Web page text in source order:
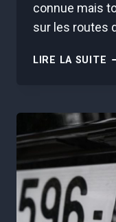
connue mais
sur les routes
LIRE LA SUITE